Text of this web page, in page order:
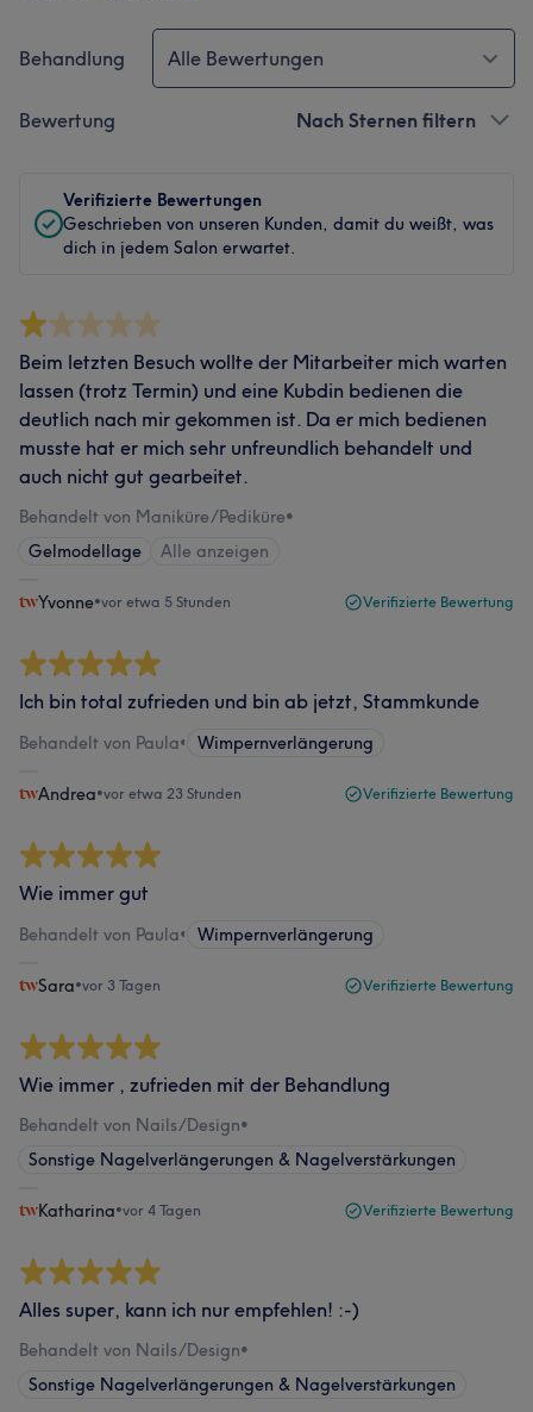
Behandlung Alle Bewertungen
Bewertung Nach Sternen filtern
Verifizierte Bewertungen
Geschrieben von unseren Kunden, damit du weißt, was
dich in jedem Salon erwartet.
Beim letzten Besuch wollte der Mitarbeiter mich warten
lassen (trotz Termin) und eine Kubdin bedienen die
deutlich nach mir gekommen ist. Da er mich bedienen
musste hat er mich sehr unfreundlich behandelt und
auch nicht gut gearbeitet.
Behandelt von Maniküre/Pediküre•
Gelmodellage
Alle anzeigen
Yvonne•vor etwa 5 Stunden Verifizierte Bewertung
Ich bin total zufrieden und bin ab jetzt, Stammkunde
Behandelt von Paula• Wimpernverlängerung
Andrea•vor etwa 23 Stunden Verifizierte Bewertung
Wie immer gut
Behandelt von Paula• Wimpernverlängerung
Sara•vor 3 Tagen Verifizierte Bewertung
Wie immer , zufrieden mit der Behandlung
Behandelt von Nails/Design•
Sonstige Nagelverlängerungen & Nagelverstärkungen
Katharina•vor 4 Tagen Verifizierte Bewertung
Alles super, kann ich nur empfehlen! :-)
Behandelt von Nails/Design•
Sonstige Nagelverlängerungen & Nagelverstärkungen